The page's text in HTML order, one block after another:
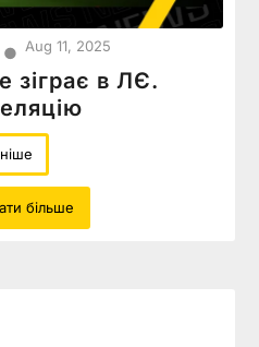
● Aug 11, 2025
зіграє в ЛЄ.
більше